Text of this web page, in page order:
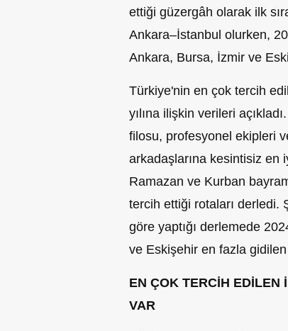
ettiği güzergâh olarak ilk
Ankara–İstanbul olurken,
Ankara, Bursa, İzmir ve
Türkiye'nin en çok tercih
yılına ilişkin verileri
filosu, profesyonel ekipleri
arkadaşlarına kesintisiz en
Ramazan ve Kurban
tercih ettiği rotaları derledi.
göre yaptığı derlemede
ve Eskişehir en fazla gidilen
EN ÇOK TERCİH EDİLEN
VAR